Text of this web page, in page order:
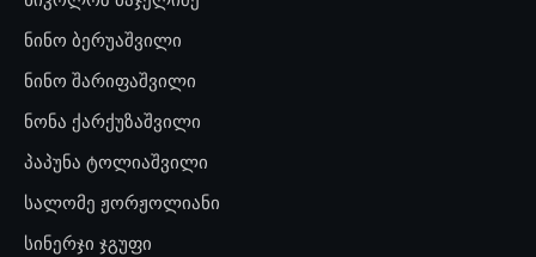
ნინო ბერუაშვილი
ნინო შარიფაშვილი
ნონა ქარქუზაშვილი
პაპუნა ტოლიაშვილი
სალომე ჟორჟოლიანი
სინერჯი ჯგუფი